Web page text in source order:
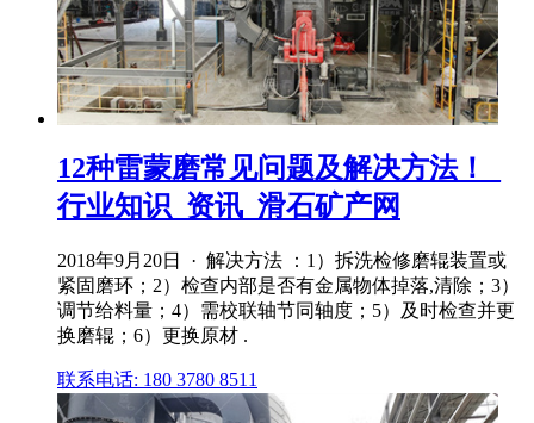
12种雷蒙磨常见问题及解决方法！_
行业知识_资讯_滑石矿产网
2018年9月20日 · 解决方法 ：1）拆洗检修磨辊装置或
紧固磨环；2）检查内部是否有金属物体掉落,清除；3）
调节给料量；4）需校联轴节同轴度；5）及时检查并更
换磨辊；6）更换原材 .
联系电话: 180 3780 8511